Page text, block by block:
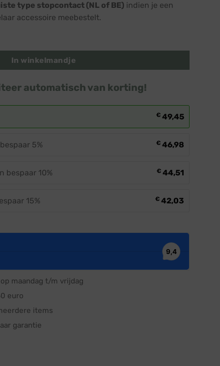
type stopcontact (NL of BE) indien je een
accessoire meebestelt.
In winkelmandje
automatisch van korting!
€ 49,45
5% € 46,98
bespaar 10% € 44,51
15% € 42,03
maandag t/m vrijdag
euro
items
garantie